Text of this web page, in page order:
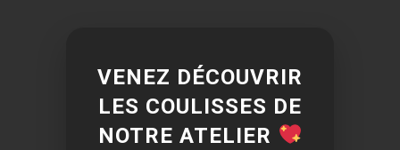
VENEZ DÉCOUVRIR
LES COULISSES DE
NOTRE ATELIER